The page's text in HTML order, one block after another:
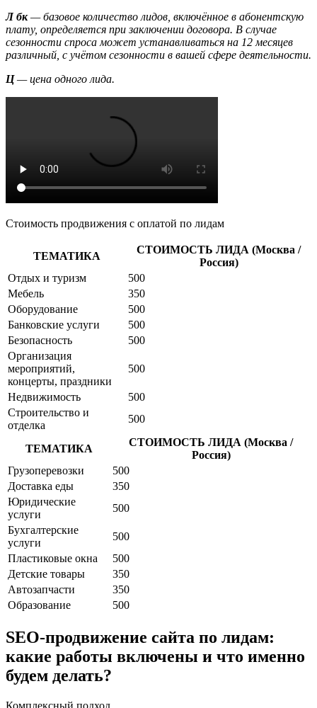
Л бк— базовое количество лидов, включённое в абонентскую
плату, определяется при заключении договора. В случае
сезонности спроса может устанавливаться на 12 месяцев
различный, с учётом сезонности в вашей сфере деятельности.
Ц— цена одного лида.
Стоимость продвижения с оплатой по лидам
ТЕМАТИКА
СТОИМОСТЬ ЛИДА (Москва /
Россия)
Отдых и туризм
500
Мебель
350
Оборудование
500
Банковские услуги
500
Безопасность
500
Организация
мероприятий,
концерты, праздники
500
Недвижимость
500
Строительство и
отделка
500
ТЕМАТИКА
СТОИМОСТЬ ЛИДА (Москва /
Россия)
Грузоперевозки
500
Доставка еды
350
Юридические
услуги
500
Бухгалтерские
услуги
500
Пластиковые окна
500
Детские товары
350
Автозапчасти
350
Образование
500
SEO-продвижение сайта по лидам:
какие работы включены и что именно
будем делать?